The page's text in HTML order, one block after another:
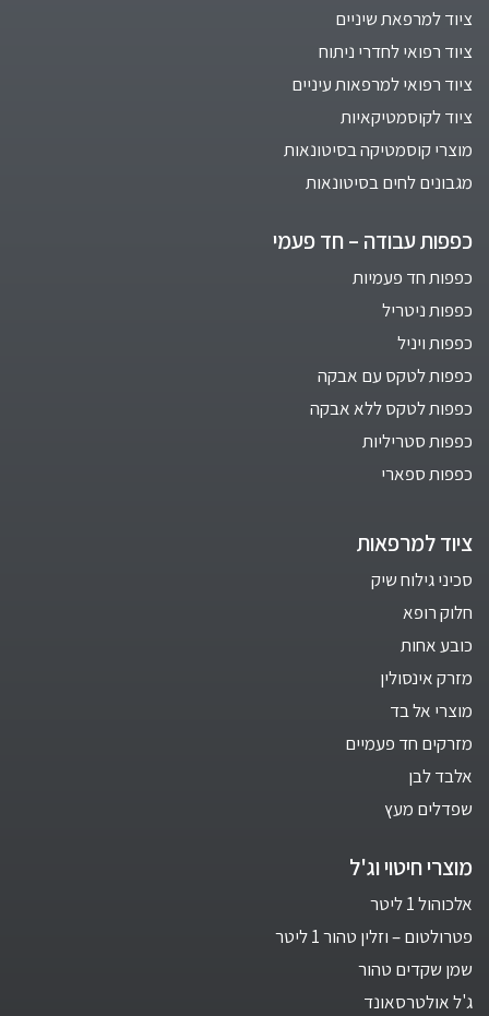
ציוד למרפאת שיניים
ציוד רפואי לחדרי ניתוח
ציוד רפואי למרפאות עיניים
ציוד לקוסמטיקאיות
מוצרי קוסמטיקה בסיטונאות
מגבונים לחים בסיטונאות
כפפות עבודה – חד פעמי
כפפות חד פעמיות
כפפות ניטריל
כפפות ויניל
כפפות לטקס עם אבקה
כפפות לטקס ללא אבקה
כפפות סטריליות
כפפות ספארי
ציוד למרפאות
סכיני גילוח שיק
חלוק רופא
כובע אחות
מזרק אינסולין
מוצרי אל בד
מזרקים חד פעמיים
אלבד לבן
שפדלים מעץ
מוצרי חיטוי וג'ל
אלכוהול 1 ליטר
פטרולטום – וזלין טהור 1 ליטר
שמן שקדים טהור
ג'ל אולטרסאונד